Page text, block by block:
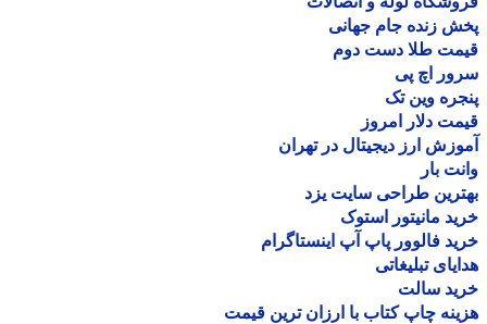
زنده جام جهانی
طلا دست دوم
اچ پی
وین تک
دلار امروز
ارز دیجیتال در تهران
بار
طراحی سایت یزد
مانیتور استوک
فالوور پاپ آپ اینستاگرام
تبلیغاتی
سالت
چاپ کتاب با ارزان ترین قیمت